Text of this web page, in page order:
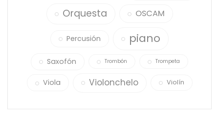
Orquesta OSCAM
Percusión piano
Saxofón Trombón Trompeta
Viola Violonchelo Violín